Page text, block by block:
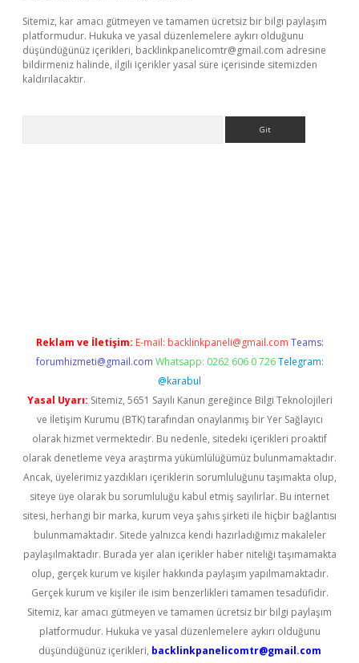
Sitemiz, kar amacı gütmeyen ve tamamen ücretsiz bir bilgi paylaşım
platformudur. Hukuka ve yasal düzenlemelere aykırı olduğunu
düşündüğünüz içerikleri, backlinkpanelicomtr@gmail.com adresine
bildirmeniz halinde, ilgili içerikler yasal süre içerisinde sitemizden
kaldırılacaktır.
Reklam ve İletişim: E-mail: backlinkpaneli@gmail.com Teams:
forumhizmeti@gmail.com Whatsapp: 0262 606 0 726 Telegram:
@karabul
Yasal Uyarı: Sitemiz, 5651 Sayılı Kanun gereğince Bilgi Teknolojileri
ve İletişim Kurumu (BTK) tarafından onaylanmış bir Yer Sağlayıcı
olarak hizmet vermektedir. Bu nedenle, sitedeki içerikleri proaktif
olarak denetleme veya araştırma yükümlülüğümüz bulunmamaktadır.
Ancak, üyelerimiz yazdıkları içeriklerin sorumluluğunu taşımakta olup,
siteye üye olarak bu sorumluluğu kabul etmiş sayılırlar. Bu internet
sitesi, herhangi bir marka, kurum veya şahıs şirketi ile hiçbir bağlantısı
bulunmamaktadır. Sitede yalnızca kendi hazırladığımız makaleler
paylaşılmaktadır. Burada yer alan içerikler haber niteliği taşımamakta
olup, gerçek kurum ve kişiler hakkında paylaşım yapılmamaktadır.
Gerçek kurum ve kişiler ile isim benzerlikleri tamamen tesadüfidir.
Sitemiz, kar amacı gütmeyen ve tamamen ücretsiz bir bilgi paylaşım
platformudur. Hukuka ve yasal düzenlemelere aykırı olduğunu
düşündüğünüz içerikleri, backlinkpanelicomtr@gmail.com